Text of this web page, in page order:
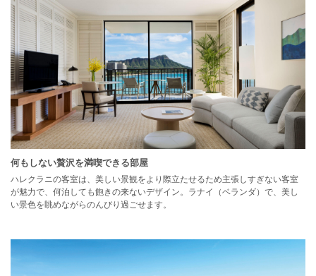
何もしない贅沢を満喫できる部屋
ハレクラニの客室は、美しい景観をより際立たせるため主張しすぎない客室
が魅力で、何泊しても飽きの来ないデザイン。ラナイ（ベランダ）で、美し
い景色を眺めながらのんびり過ごせます。